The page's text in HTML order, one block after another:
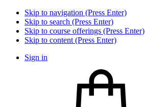
Skip to navigation (Press Enter)
Skip to search (Press Enter)
Skip to course offerings (Press Enter)
Skip to content (Press Enter)
Sign in